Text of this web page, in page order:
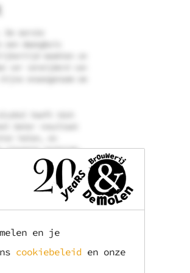
en je
cookiebeleid en onze
eerste
dwangbuis
maakten ze
ver verwijderd van
onaangenaam om
hoeft tóch
beter resultaat
nieuwste techniek,
tot enkele
en
vrijwel
Normaal
kleur,